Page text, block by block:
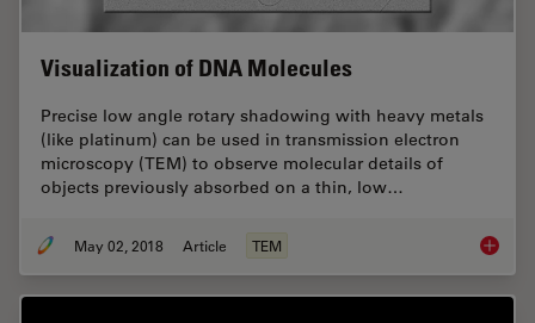
Visualization of DNA Molecules
Precise low angle rotary shadowing with heavy metals
(like platinum) can be used in transmission electron
microscopy (TEM) to observe molecular details of
objects previously absorbed on a thin, low…
May 02, 2018 Article TEM